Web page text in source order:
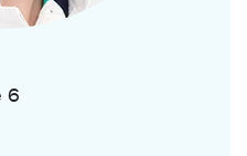
6